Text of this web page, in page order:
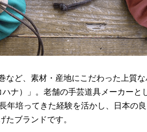
など、素材・産地にこだわった上質
ナ）」。老舗の手芸道具メーカーと
年培ってきた経験を活かし、日本の
たブランドです。